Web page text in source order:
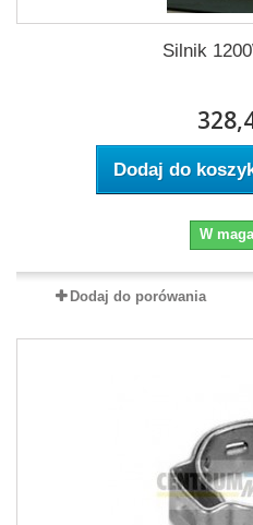
Silnik
Dodaj do
W
Dodaj do porówania